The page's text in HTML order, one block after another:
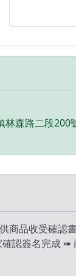
邊付款， 月
🎁 凡購買
種配件 🎁 •
LINE：
日鑑賞期內
知並且協助
為原廠保固
林森路二段200
商品收受確認
認簽名完成 ➠